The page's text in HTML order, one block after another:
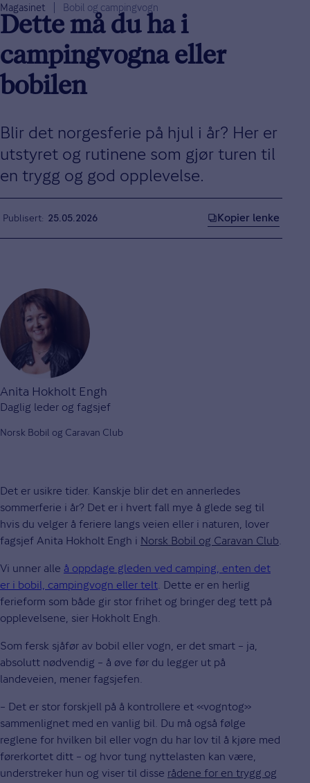
Magasinet Bobil og campingvogn
Dette må du ha i
campingvogna eller
bobilen
Blir det norgesferie på hjul i år? Her er
utstyret og rutinene som gjør turen til
en trygg og god opplevelse.
Publisert 25.05.2026 Kopier lenke
Anita Hokholt Engh
Daglig leder og fagsjef
Norsk Bobil og Caravan Club
Det er usikre tider. Kanskje blir det en annerledes
sommerferie i år? Det er i hvert fall mye å glede seg til
hvis du velger å feriere langs veien eller i naturen, lover
fagsjef Anita Hokholt Engh i Norsk Bobil og Caravan Club
Vi unner alle å oppdage gleden ved camping, enten det
er i bobil, campingvogn eller telt . Dette er en herlig
ferieform som både gir stor frihet og bringer deg tett på
opplevelsene, sier Hokholt Engh.
Som fersk sjåfør av bobil eller vogn, er det smart – ja,
absolutt nødvendig – å øve før du legger ut på
landeveien, mener fagsjefen.
– Det er stor forskjell på å kontrollere et «vogntog»
sammenlignet med en vanlig bil. Du må også følge
reglene for hvilken bil eller vogn du har lov til å kjøre med
førerkortet ditt – og hvor tung nyttelasten kan være,
understreker hun og viser til disse rådene for en trygg og